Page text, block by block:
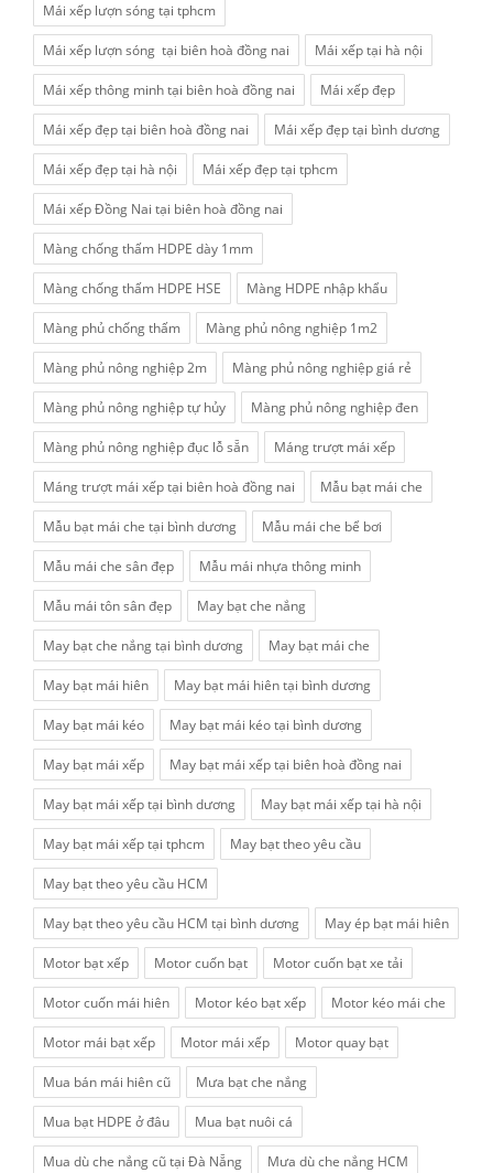
Mái xếp lượn sóng tại tphcm
Mái xếp lượn sóng tại biên hoà đồng nai Mái xếp tại hà nội
Mái xếp thông minh tại biên hoà đồng nai Mái xếp đẹp
Mái xếp đẹp tại biên hoà đồng nai Mái xếp đẹp tại bình dương
Mái xếp đẹp tại hà nội Mái xếp đẹp tại tphcm
Mái xếp Đồng Nai tại biên hoà đồng nai
Màng chống thấm HDPE dày 1mm
Màng chống thấm HDPE HSE Màng HDPE nhập khẩu
Màng phủ chống thấm Màng phủ nông nghiệp 1m2
Màng phủ nông nghiệp 2m Màng phủ nông nghiệp giá rẻ
Màng phủ nông nghiệp tự hủy Màng phủ nông nghiệp đen
Màng phủ nông nghiệp đục lỗ sẵn Máng trượt mái xếp
Máng trượt mái xếp tại biên hoà đồng nai Mẫu bạt mái che
Mẫu bạt mái che tại bình dương Mẫu mái che bể bơi
Mẫu mái che sân đẹp Mẫu mái nhựa thông minh
Mẫu mái tôn sân đẹp May bạt che nắng
May bạt che nắng tại bình dương May bạt mái che
May bạt mái hiên May bạt mái hiên tại bình dương
May bạt mái kéo May bạt mái kéo tại bình dương
May bạt mái xếp May bạt mái xếp tại biên hoà đồng nai
May bạt mái xếp tại bình dương May bạt mái xếp tại hà nội
May bạt mái xếp tại tphcm May bạt theo yêu cầu
May bạt theo yêu cầu HCM
May bạt theo yêu cầu HCM tại bình dương May ép bạt mái hiên
Motor bạt xếp Motor cuốn bạt Motor cuốn bạt xe tải
Motor cuốn mái hiên Motor kéo bạt xếp Motor kéo mái che
Motor mái bạt xếp Motor mái xếp Motor quay bạt
Mua bán mái hiên cũ Mưa bạt che nắng
Mua bạt HDPE ở đâu Mua bạt nuôi cá
Mua dù che nắng cũ tại Đà Nẵng Mưa dù che nắng HCM